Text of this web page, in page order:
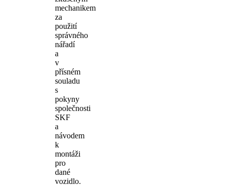
mechanikem
za
použití
správného
nářadí
a
v
přísném
souladu
s
pokyny
společnosti
SKF
a
návodem
k
montáži
pro
dané
vozidlo.